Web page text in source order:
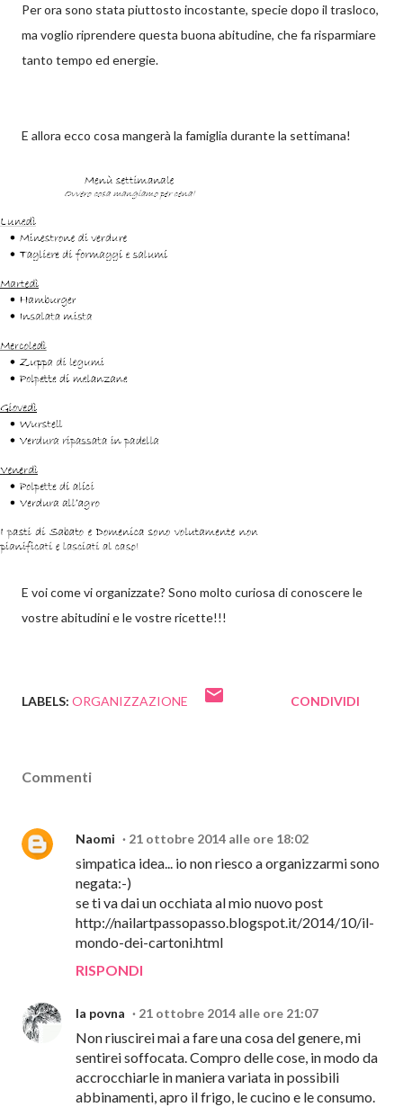
Per ora sono stata piuttosto incostante, specie dopo il trasloco,
ma voglio riprendere questa buona abitudine, che fa risparmiare
tanto tempo ed energie.
E allora ecco cosa mangerà la famiglia durante la settimana!
E voi come vi organizzate? Sono molto curiosa di conoscere le
vostre abitudini e le vostre ricette!!!
LABELS: ORGANIZZAZIONE CONDIVIDI
Commenti
Naomi 21 ottobre 2014 alle ore 18:02
simpatica idea... io non riesco a organizzarmi sono
negata:-)
se ti va dai un occhiata al mio nuovo post
http://nailartpassopasso.blogspot.it/2014/10/il-
mondo-dei-cartoni.html
RISPONDI
la povna 21 ottobre 2014 alle ore 21:07
Non riuscirei mai a fare una cosa del genere, mi
sentirei soffocata. Compro delle cose, in modo da
accrocchiarle in maniera variata in possibili
abbinamenti, apro il frigo, le cucino e le consumo.